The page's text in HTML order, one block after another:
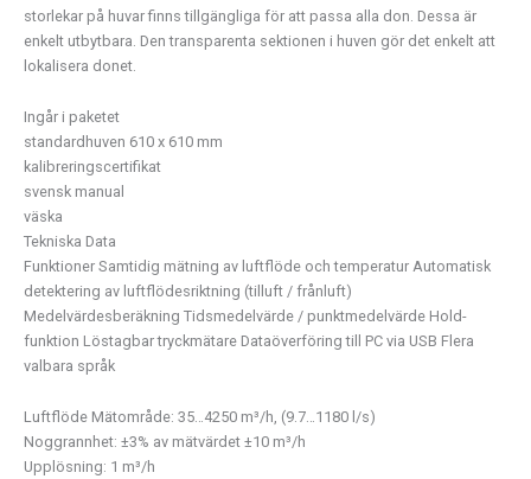
storlekar på huvar finns tillgängliga för att passa alla don. Dessa är
enkelt utbytbara. Den transparenta sektionen i huven gör det enkelt att
lokalisera donet.
Ingår i paketet
standardhuven 610 x 610 mm
kalibreringscertifikat
svensk manual
väska
Tekniska Data
Funktioner Samtidig mätning av luftflöde och temperatur Automatisk
detektering av luftflödesriktning (tilluft / frånluft)
Medelvärdesberäkning Tidsmedelvärde / punktmedelvärde Hold-
funktion Löstagbar tryckmätare Dataöverföring till PC via USB Flera
valbara språk
Luftflöde Mätområde: 35…4250 m³/h, (9.7…1180 l/s)
Noggrannhet: ±3% av mätvärdet ±10 m³/h
Upplösning: 1 m³/h